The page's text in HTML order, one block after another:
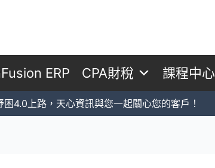
ERP CPA財稅 課程中心
困4.0上路，天心資訊與您一起關心您的客戶！